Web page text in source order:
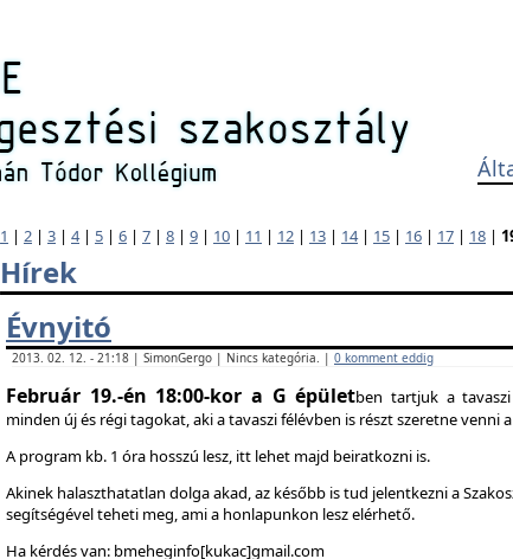
1 | 2 | 3 | 4| 5 | 6 | 7 | 8 | 9 | 10 | 11 | 12 | 13 | 14| 15 | 16 | 17 | 18 |
Hírek
Évnyitó
2013. 02. 12. - 21:18 | SimonGergo | Nincs kategória. | 0 komment eddig
Február 19.-én 18:00-kor a G épületben tartjuk a
minden új és régi tagokat, aki a tavaszi félévben is részt szeretne venni
A program kb. 1 óra hosszú lesz, itt lehet majd beiratkozni is.
Akinek halaszthatatlan dolga akad, az később is tud jelentkezni a
segítségével teheti meg, ami a honlapunkon lesz elérhető.
Ha kérdés van: bmeheginfo[kukac]gmail.com